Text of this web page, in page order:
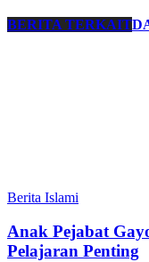
BERITA TERKAIT
Berita Islami
Anak Pejabat
Pelajaran Penting